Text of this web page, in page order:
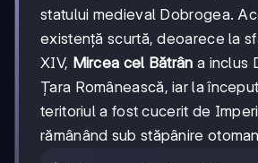
statului medieval Dobrogea.
existență scurtă, deoarece la
XIV, Mircea cel Bătrân a inclus
Țara Românească, iar la
teritoriul a fost cucerit de
rămânând sub stăpânire